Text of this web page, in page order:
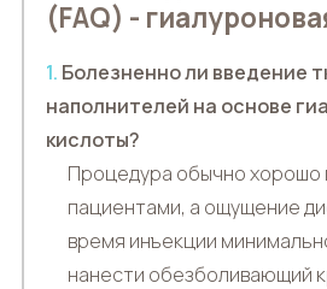
(FAQ) -
1. Болезненно ли введение
наполнителей на основе
кислоты?
Процедура обычно хорошо
пациентами, а ощущение
время инъекции
нанести обезболивающий